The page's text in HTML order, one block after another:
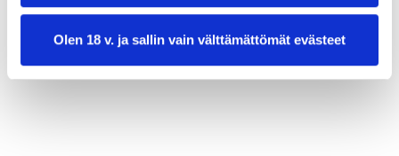
Olen 18 v. ja sallin vain välttämättömät evästeet
Tomusokeria koristeluun